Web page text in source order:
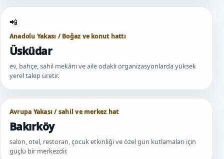
Anadolu Yakası / Boğaz ve konut hattı
Üsküdar
ev, bahçe, sahil mekânı ve aile odaklı organizasyonlarda yüksek
yerel talep üretir.
Avrupa Yakası / sahil ve merkez hat
Bakırköy
salon, otel, restoran, çocuk etkinliği ve özel gün kutlamaları için
güçlü bir merkezdir.